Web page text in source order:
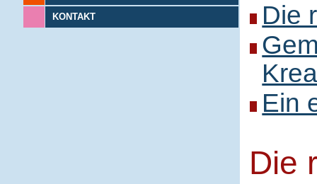
KONTAKT
Die
Ein
Die